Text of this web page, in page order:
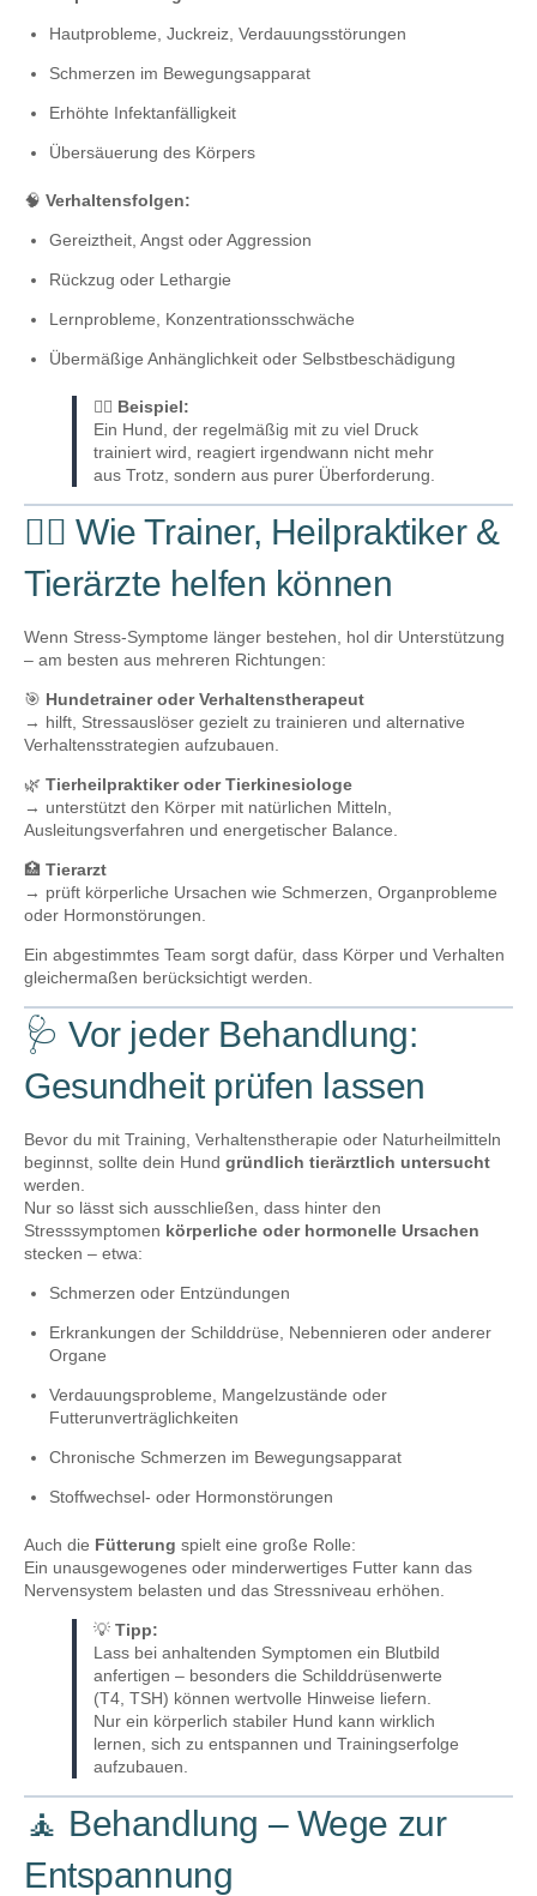
Hautprobleme, Juckreiz, Verdauungsstörungen
Schmerzen im Bewegungsapparat
Erhöhte Infektanfälligkeit
Übersäuerung des Körpers
🧠 Verhaltensfolgen:
Gereiztheit, Angst oder Aggression
Rückzug oder Lethargie
Lernprobleme, Konzentrationsschwäche
Übermäßige Anhänglichkeit oder Selbstbeschädigung
🐕‍🦺 Beispiel:
Ein Hund, der regelmäßig mit zu viel Druck
trainiert wird, reagiert irgendwann nicht mehr
aus Trotz, sondern aus purer Überforderung.
👩‍⚕️ Wie Trainer, Heilpraktiker &
Tierärzte helfen können
Wenn Stress-Symptome länger bestehen, hol dir Unterstützung
– am besten aus mehreren Richtungen:
🎯 Hundetrainer oder Verhaltenstherapeut
→ hilft, Stressauslöser gezielt zu trainieren und alternative
Verhaltensstrategien aufzubauen.
🌿 Tierheilpraktiker oder Tierkinesiologe
→ unterstützt den Körper mit natürlichen Mitteln,
Ausleitungsverfahren und energetischer Balance.
🏥 Tierarzt
→ prüft körperliche Ursachen wie Schmerzen, Organprobleme
oder Hormonstörungen.
Ein abgestimmtes Team sorgt dafür, dass Körper und Verhalten
gleichermaßen berücksichtigt werden.
🩺 Vor jeder Behandlung:
Gesundheit prüfen lassen
Bevor du mit Training, Verhaltenstherapie oder Naturheilmitteln
beginnst, sollte dein Hund gründlich tierärztlich untersucht
werden.
Nur so lässt sich ausschließen, dass hinter den
Stresssymptomen körperliche oder hormonelle Ursachen
stecken – etwa:
Schmerzen oder Entzündungen
Erkrankungen der Schilddrüse, Nebennieren oder anderer
Organe
Verdauungsprobleme, Mangelzustände oder
Futterunverträglichkeiten
Chronische Schmerzen im Bewegungsapparat
Stoffwechsel- oder Hormonstörungen
Auch die Fütterung spielt eine große Rolle:
Ein unausgewogenes oder minderwertiges Futter kann das
Nervensystem belasten und das Stressniveau erhöhen.
💡 Tipp:
Lass bei anhaltenden Symptomen ein Blutbild
anfertigen – besonders die Schilddrüsenwerte
(T4, TSH) können wertvolle Hinweise liefern.
Nur ein körperlich stabiler Hund kann wirklich
lernen, sich zu entspannen und Trainingserfolge
aufzubauen.
🧘 Behandlung – Wege zur
Entspannung